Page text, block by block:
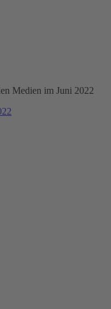
Medien im Juni 2022